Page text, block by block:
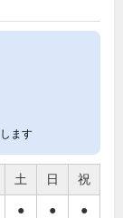
ます
土 日 祝
● ● ●